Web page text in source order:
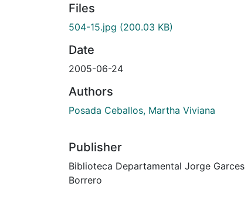
Files
504-15.jpg (200.03 KB)
Date
2005-06-24
Authors
Posada Ceballos, Martha Viviana
Publisher
Biblioteca Departamental Jorge Garces
Borrero